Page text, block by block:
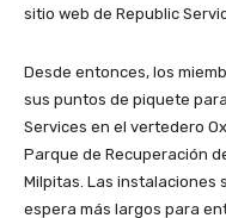
sitio web de Republic
Desde entonces, los
sus puntos de piquete
Services en el vertedero
Parque de Recuperación
Milpitas. Las instalaciones
espera más largos para